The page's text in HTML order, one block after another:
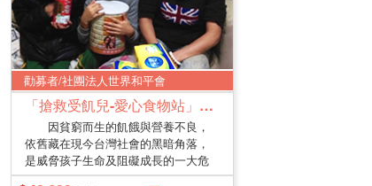
勸募者/社團法人世界和平會
「搶救受飢兒-愛心食物站」籌募貧童愛心食物包
因貧窮而生的飢餓與營養不良，
依舊藏在現今台灣社會的黑暗角落，
是威脅孩子生命及阻礙成長的一大危
機。...